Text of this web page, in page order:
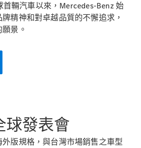
授
門轎跑
相
首輛汽車以來，Mercedes-Benz 始
精神和對卓越品質的不懈追求，
景。
球發表會
版規格，與台灣市場銷售之車型